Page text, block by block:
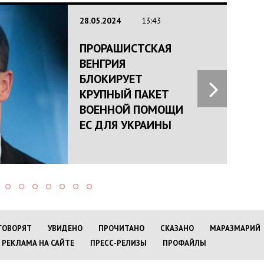
28.05.2024 13:43
ПРОРАШИСТСКАЯ
ВЕНГРИЯ
БЛОКИРУЕТ
КРУПНЫЙ ПАКЕТ
ВОЕННОЙ ПОМОЩИ
ЕС ДЛЯ УКРАИНЫ
УВИДЕНО ПРОЧИТАНО СКАЗАНО МАРАЗМАРИЙ
РЕКЛАМА НА САЙТЕ
ПРЕСС-РЕЛИЗЫ ПРОФАЙЛЫ